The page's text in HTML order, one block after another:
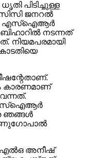
പിടിച്ചുള്ള
ജനറല്‍
എസ്‌ഐആര്‍
ബിഹാറില്‍ നടന്നത്
നിയമപരമായി
കാരണമാണ്
എസ്‌ഐആര്‍
ഞങ്ങള്‍
അനീഷ്